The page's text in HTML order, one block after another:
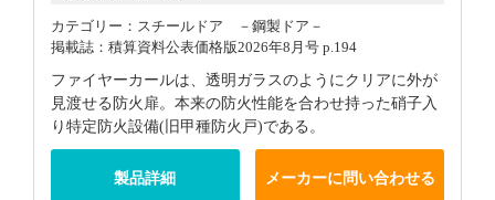
カテゴリー：スチールドア －鋼製ドア－
掲載誌：積算資料公表価格版2026年8月号 p.194
ファイヤーカールは、透明ガラスのようにクリアに外が
見渡せる防火扉。本来の防火性能を合わせ持った硝子入
り特定防火設備(旧甲種防火戸)である。
製品詳細 メーカーに問い合わせる